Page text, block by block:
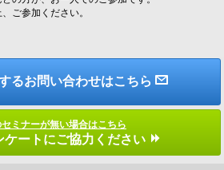
ご参加ください。
るお問い合わせはこちら
ミナーが無い場合はこちら
ケートにご協力ください